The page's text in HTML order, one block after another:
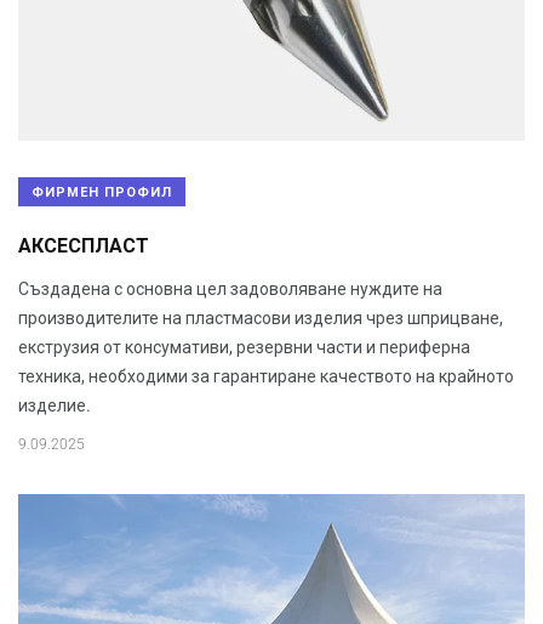
ФИРМЕН ПРОФИЛ
АКСЕСПЛАСТ
Създадена с основна цел задоволяване нуждите на
производителите на пластмасови изделия чрез шприцване,
екструзия от консумативи, резервни части и периферна
техника, необходими за гарантиране качеството на крайното
изделие.
9.09.2025